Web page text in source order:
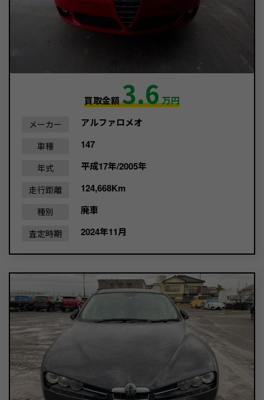
買取金額3.6万円
メーカー アルファロメオ
車種 147
年式 平成17年/2005年
走行距離 124,668Km
種別 廃車
査定時期 2024年11月